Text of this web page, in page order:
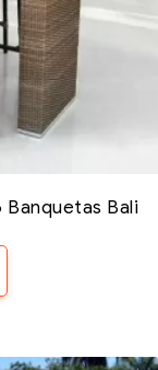
Banquetas Bali